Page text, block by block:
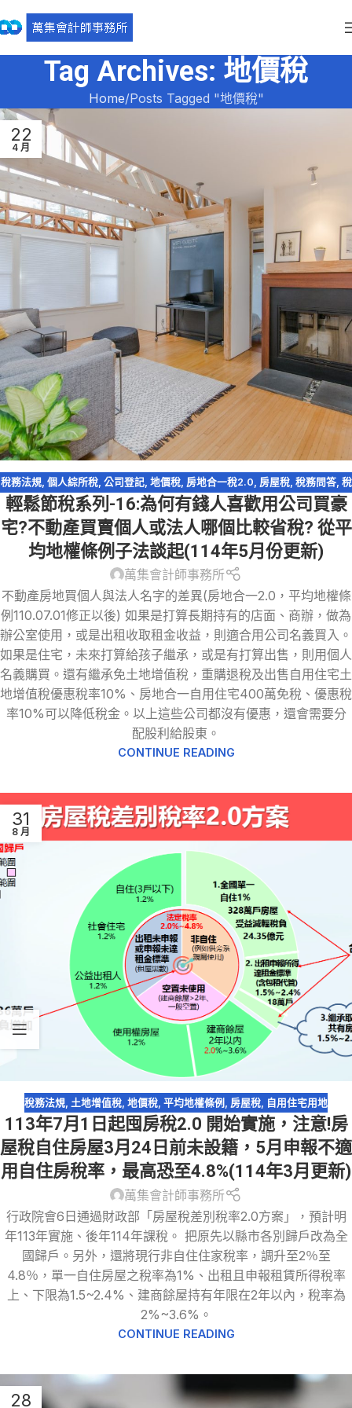
Tag Archives: 地價稅
Home Posts Tagged "地價稅"
22
4 月
稅務法規, 個人綜所稅, 公司登記, 地價稅, 房地合一稅2.0, 房屋稅, 稅務問答, 稅
務問答-營利事業所得稅,資產傳承,輕鬆節稅
輕鬆節稅系列-16:為何有錢人喜歡用公司買豪
宅?不動產買賣個人或法人哪個比較省稅? 從平
均地權條例子法談起(114年5月份更新)
萬集會計師事務所
不動產房地買個人與法人名字的差異(房地合一2.0，平均地權條
例110.07.01修正以後) 如果是打算長期持有的店面、商辦，做為
辦公室使用，或是出租收取租金收益，則適合用公司名義買入。
如果是住宅，未來打算給孩子繼承，或是有打算出售，則用個人
名義購買。還有繼承免土地增值稅，重購退稅及出售自用住宅土
地增值稅優惠稅率10%、房地合一自用住宅400萬免稅、優惠稅
率10%可以降低稅金。以上這些公司都沒有優惠，還會需要分
配股利給股東。
CONTINUE READING
31
8 月
稅務法規 土地增值稅 地價稅 平均地權條例 房屋稅 自用住宅用地
113年7月1日起囤房稅2.0 開始實施，注意!房
屋稅自住房屋3月24日前未設籍，5月申報不適
用自住房稅率，最高恐至4.8%(114年3月更新)
萬集會計師事務所
行政院會6日通過財政部「房屋稅差別稅率2.0方案」，預計明
年113年實施、後年114年課稅。 把原先以縣市各別歸戶改為全
國歸戶。另外，還將現行非自住住家稅率，調升至2％至
4.8％，單一自住房屋之稅率為1%、出租且申報租賃所得稅率
上、下限為1.5~2.4%、建商餘屋持有年限在2年以內，稅率為
2%~3.6%。
CONTINUE READING
28